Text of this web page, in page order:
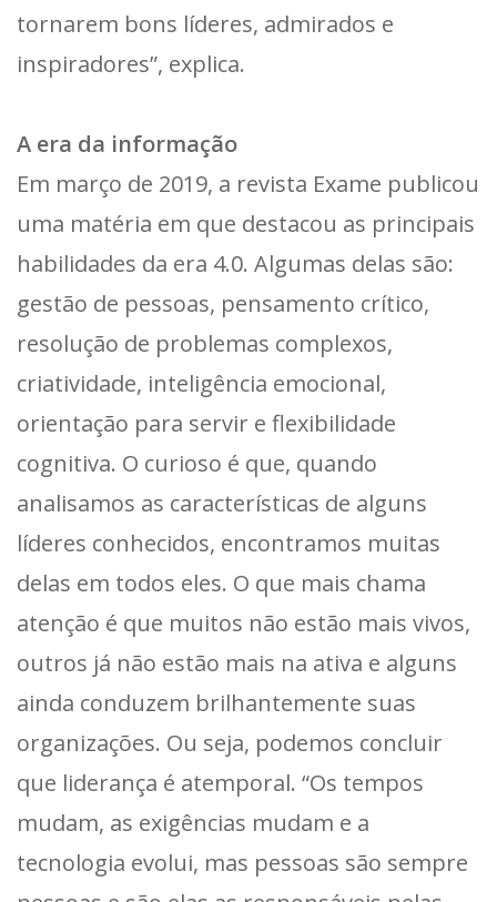
tornarem bons líderes, admirados e
inspiradores”, explica.
A era da informação
Em março de 2019, a revista Exame publicou
uma matéria em que destacou as principais
habilidades da era 4.0. Algumas delas são:
gestão de pessoas, pensamento crítico,
resolução de problemas complexos,
criatividade, inteligência emocional,
orientação para servir e flexibilidade
cognitiva. O curioso é que, quando
analisamos as características de alguns
líderes conhecidos, encontramos muitas
delas em todos eles. O que mais chama
atenção é que muitos não estão mais vivos,
outros já não estão mais na ativa e alguns
ainda conduzem brilhantemente suas
organizações. Ou seja, podemos concluir
que liderança é atemporal. “Os tempos
mudam, as exigências mudam e a
tecnologia evolui, mas pessoas são sempre